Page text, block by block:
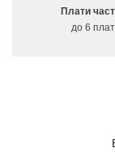
Плати
до 6